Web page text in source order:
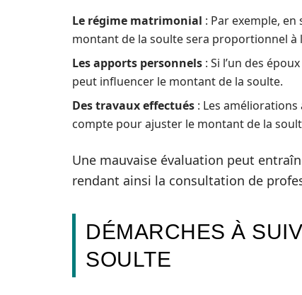
Le régime matrimonial : Par exemple,
montant de la soulte sera proportionnel à
Les apports personnels : Si l’un des
peut influencer le montant de la soulte.
Des travaux effectués : Les
compte pour ajuster le montant de la
Une mauvaise évaluation peut
rendant ainsi la consultation de
DÉMARCHES À
SOULTE